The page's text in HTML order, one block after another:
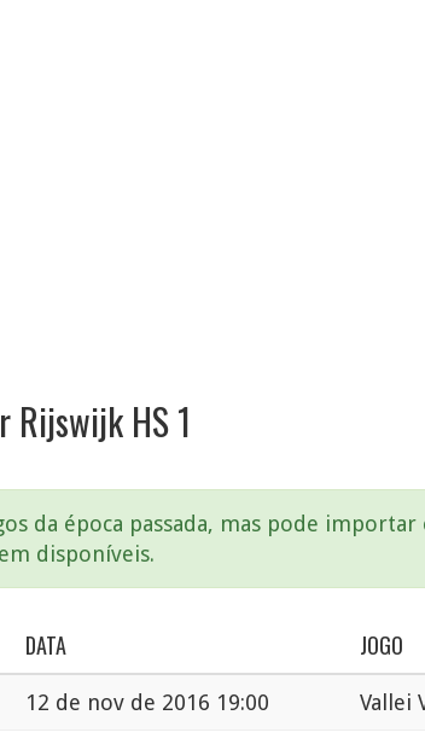
Rijswijk HS 1
da época passada, mas pode
disponíveis.
DATA JOGO
12 de nov de 2016 19:00 Vallei